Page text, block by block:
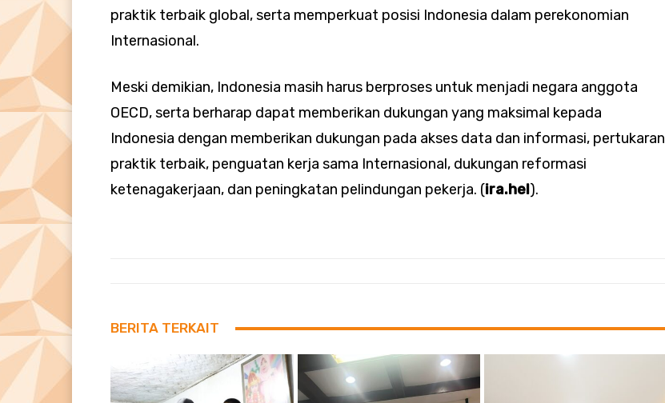
praktik terbaik global, serta memperkuat posisi Indonesia dalam perekonomian
Internasional.
Meski demikian, Indonesia masih harus berproses untuk menjadi negara anggota
OECD, serta berharap dapat memberikan dukungan yang maksimal kepada
Indonesia dengan memberikan dukungan pada akses data dan informasi, pertukaran
praktik terbaik, penguatan kerja sama Internasional, dukungan reformasi
ketenagakerjaan, dan peningkatan pelindungan pekerja. (ira.hel).
BERITA TERKAIT